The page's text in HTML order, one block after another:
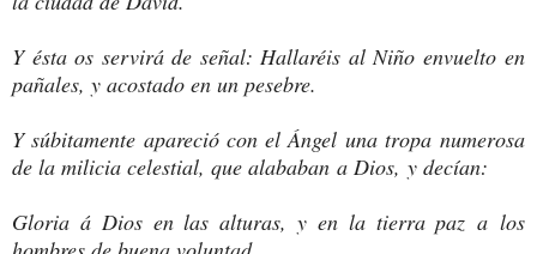
Y ésta os servirá de señal: Hallaréis al Niño envuelto en
pañales, y acostado en un pesebre.
Y súbitamente apareció con el Ángel una tropa numerosa
de la milicia celestial, que alababan a Dios, y decían:
Gloria á Dios en las alturas, y en la tierra paz a los